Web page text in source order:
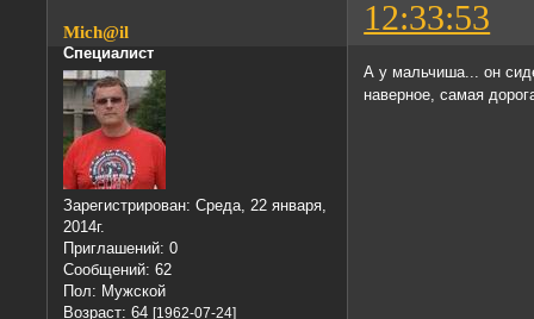
12:33:53
Mich@il
Специалист
Зарегистрирован: Среда, 22 января,
2014г.
Приглашений: 0
Сообщений: 62
Пол: Мужской
Возраст: 64[1962-07-24]
А у мальчиша... он
наверное, самая